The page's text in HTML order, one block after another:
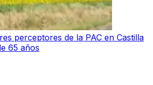
perceptores de la PAC en Castilla
65 años